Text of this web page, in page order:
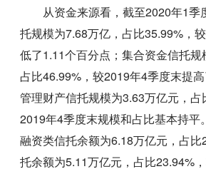
从资金来源看，截至2020年1季
托规模为7.68万亿，占比35.99%，
低了1.11个百分点；集合资金信托规
占比46.99%，较2019年4季度末提
管理财产信托规模为3.63万亿元，
2019年4季度末规模和占比基本持平
融资类信托余额为6.18万亿元，占
托余额为5.11万亿元，占比23.94%